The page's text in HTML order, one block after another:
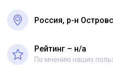
Россия, р-н
Рейтинг – н/a
По мнению наших